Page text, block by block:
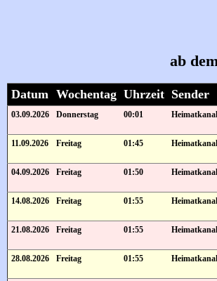
ab
Datum Wochentag Uhrzeit Sender
03.09.2026 Donnerstag 00:01 Heimatkanal
11.09.2026 Freitag 01:45 Heimatkanal
04.09.2026 Freitag 01:50 Heimatkanal
14.08.2026 Freitag 01:55 Heimatkanal
21.08.2026 Freitag 01:55 Heimatkanal
28.08.2026 Freitag 01:55 Heimatkanal